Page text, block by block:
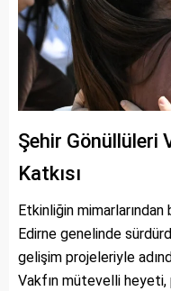
Şehir Gönüllüleri
Katkısı
Etkinliğin mimarlarından
Edirne genelinde
gelişim projeleriyle
Vakfın mütevelli